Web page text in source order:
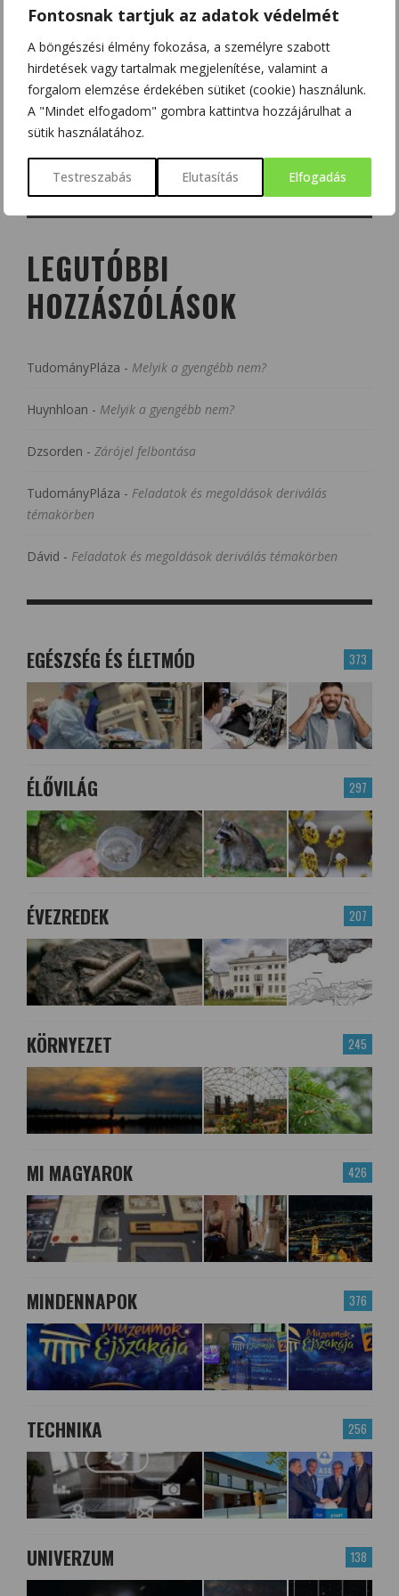
Fontosnak tartjuk az adatok védelmét
A böngészési élmény fokozása, a személyre szabott
hirdetések vagy tartalmak megjelenítése, valamint a
forgalom elemzése érdekében sütiket (cookie) használunk.
A "Mindet elfogadom" gombra kattintva hozzájárulhat a
sütik használatához.
Testreszabás Elutasítás Elfogadás
LEGUTÓBBI
HOZZÁSZÓLÁSOK
TudományPláza - Melyik a gyengébb nem?
Huynhloan - Melyik a gyengébb nem?
Dzsorden - Zárójel felbontása
TudományPláza - Feladatok és megoldások deriválás
témakörben
Dávid - Feladatok és megoldások deriválás témakörben
373
EGÉSZSÉG ÉS ÉLETMÓD
297
ÉLŐVILÁG
207
ÉVEZREDEK
245
KÖRNYEZET
426
MI MAGYAROK
376
MINDENNAPOK
256
TECHNIKA
138
UNIVERZUM